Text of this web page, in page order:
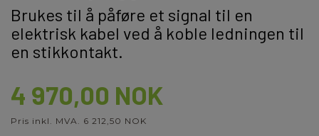
Brukes til å påføre et signal til en
elektrisk kabel ved å koble ledningen til
en stikkontakt.
4 970,00 NOK
Pris inkl. MVA. 6 212,50 NOK